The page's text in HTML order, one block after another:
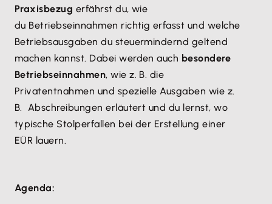
Praxisbezug erfährst du, wie
du Betriebseinnahmen richtig erfasst und welche
Betriebsausgaben du steuermindernd geltend
machen kannst. Dabei werden auch besondere
Betriebseinnahmen, wie z. B. die
Privatentnahmen und spezielle Ausgaben wie z.
B. Abschreibungen erläutert und du lernst,​ wo
typische Stolperfallen bei der Erstellung einer
EÜR lauern.
Agenda: